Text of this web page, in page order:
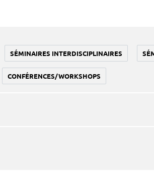
SÉMINAIRES INTERDISCIPLINAIRES
CONFÉRENCES/WORKSHOPS